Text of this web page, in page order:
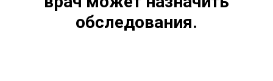
обследования.